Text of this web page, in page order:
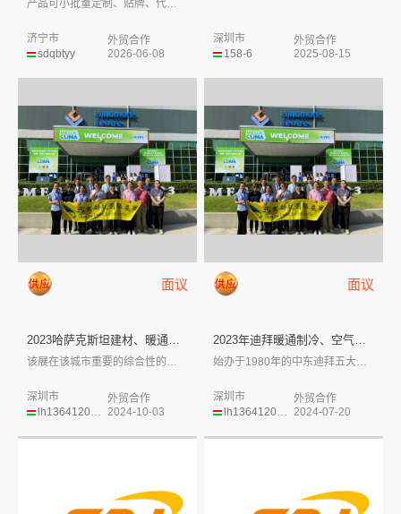
sdqbtyy
济宁市
外贸合作
2026-06-08
158-6
深圳市
外贸合作
2025-08-15
面议
该展在该城市重要的综合性的展览中心Ata...
lh13641201559
深圳市
外贸合作
2024-10-03
面议
始办于1980年的中东迪拜五大行业展（B...
lh13641201559
深圳市
外贸合作
2024-07-20